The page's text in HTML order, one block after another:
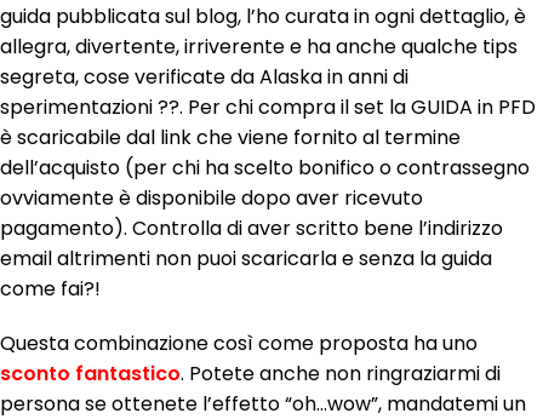
guida pubblicata sul blog, l’ho curata in ogni dettaglio, è
allegra, divertente, irriverente e ha anche qualche tips
segreta, cose verificate da Alaska in anni di
sperimentazioni ??. Per chi compra il set la GUIDA in PFD
è scaricabile dal link che viene fornito al termine
dell’acquisto (per chi ha scelto bonifico o contrassegno
ovviamente è disponibile dopo aver ricevuto
pagamento). Controlla di aver scritto bene l’indirizzo
email altrimenti non puoi scaricarla e senza la guida
come fai?!
Questa combinazione così come proposta ha uno
sconto fantastico. Potete anche non ringraziarmi di
persona se ottenete l’effetto “oh…wow”, mandatemi un